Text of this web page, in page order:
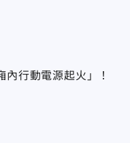
內行動電源起火」！